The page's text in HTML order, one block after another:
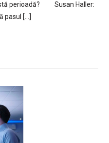
perioadă? Susan Haller:
pasul […]